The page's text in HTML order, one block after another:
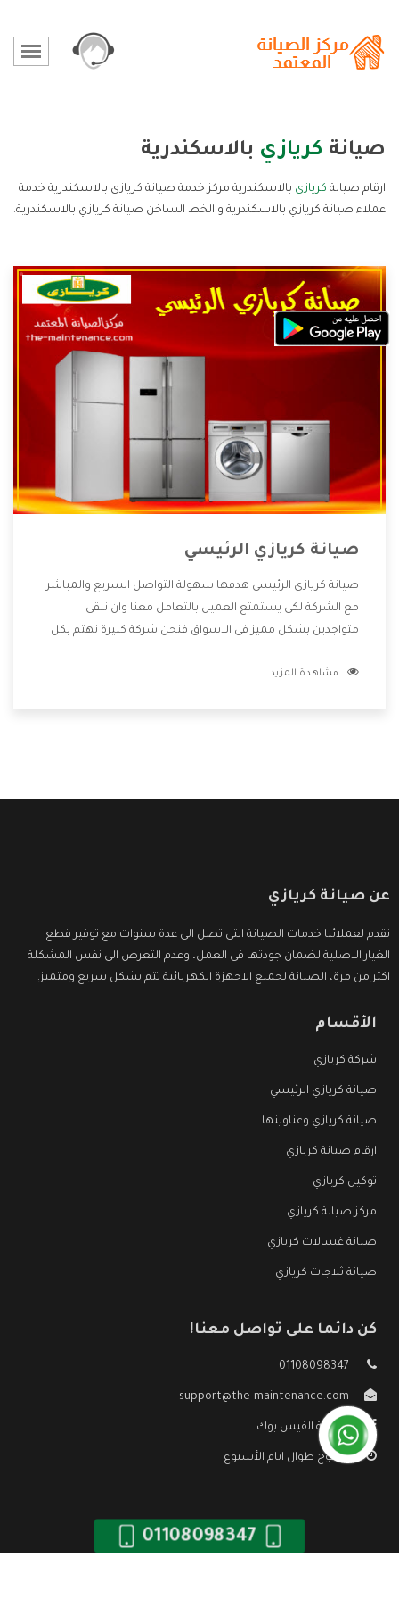
صيانة كريازي بالاسكندرية
ارقام صيانة كريازي بالاسكندرية مركز خدمة صيانة كريازي بالاسكندرية خدمة
عملاء صيانة كريازي بالاسكندرية و الخط الساخن صيانة كريازي بالاسكندرية.
صيانة كريازي الرئيسي
صيانة كريازي الرئيسي هدفها سهولة التواصل السريع والمباشر
مع الشركة لكى يستمتع العميل بالتعامل معنا وان نبقى
متواجدين بشكل مميز فى الاسواق فنحن شركة كبيرة نهتم بكل
الشركة بها والتى تكون منها خدمة الصيانة التى تكون من أهم
مشاهدة المزيد
عن صيانة كريازي
نقدم لعملائنا خدمات الصيانة التى تصل الى عدة سنوات مع توفير قطع
الغيار الاصلية لضمان جودتها فى العمل، وعدم التعرض الى نفس المشكلة
اكثر من مرة، الصيانة لجميع الاجهزة الكهربائية تتم بشكل سريع ومتميز.
الأقسام
شركة كريازي
صيانة كريازي الرئيسي
صيانة كريازي وعناوينها
ارقام صيانة كريازي
توكيل كريازي
مركز صيانة كريازي
صيانة غسالات كريازي
صيانة ثلاجات كريازي
كن دائما على تواصل معنا!
01108098347
support@the-maintenance.com
صفحة الفيس بوك
مفتوح طوال ايام الأسبوع
01108098347